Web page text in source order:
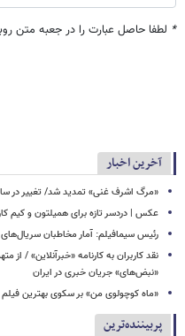
* لطفا حاصل عبارت را در جعبه متن
آخرین اخبار
​​​​​​​«مرگ اشرف غنی» تمدید شد/ تغییر در
عکس | دردسر تازه برای همیلتون و کیم
رئیس سیمافیلم: آمار مخاطبان سریال‌های
نقد کاربران به کارنامه «خبرآنلاین» /
«نبض‌های» جریان خبری در ایران
«ماه کوچولوی من» بر سکوی بهترین
پربیننده‌ترین